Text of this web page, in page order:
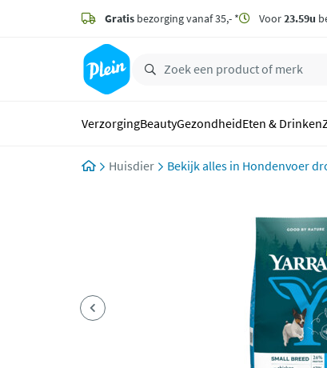
zoeken
hoofdinhoud
Gratis bezorging vanaf 35,- * Voor23.59u
VerzorgingBeautyGezondheidEten & Drinken
Huisdier Hondenvoer